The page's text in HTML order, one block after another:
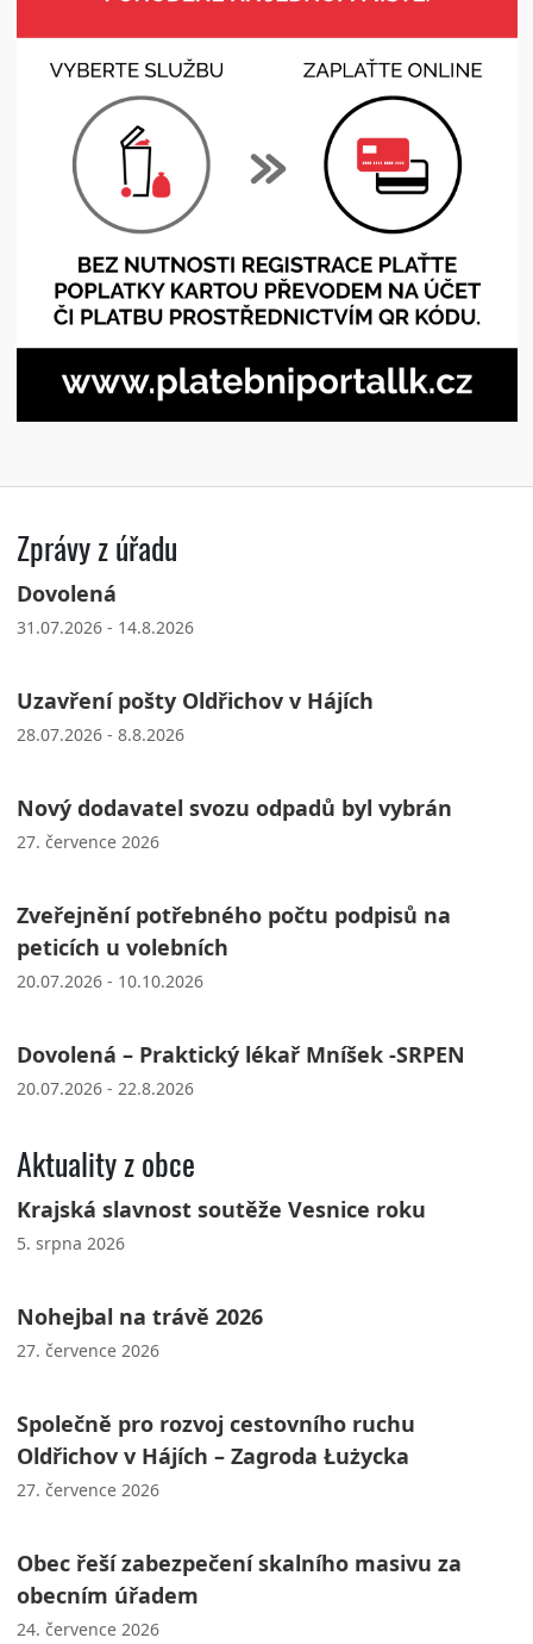
Zprávy z úřadu
Dovolená
31.07.2026 - 14.8.2026
Uzavření pošty Oldřichov v Hájích
28.07.2026 - 8.8.2026
Nový dodavatel svozu odpadů byl vybrán
27. července 2026
Zveřejnění potřebného počtu podpisů na
peticích u volebních
20.07.2026 - 10.10.2026
Dovolená – Praktický lékař Mníšek -SRPEN
20.07.2026 - 22.8.2026
Aktuality z obce
Krajská slavnost soutěže Vesnice roku
5. srpna 2026
Nohejbal na trávě 2026
27. července 2026
Společně pro rozvoj cestovního ruchu
Oldřichov v Hájích – Zagroda Łużycka
27. července 2026
Obec řeší zabezpečení skalního masivu za
obecním úřadem
24. července 2026